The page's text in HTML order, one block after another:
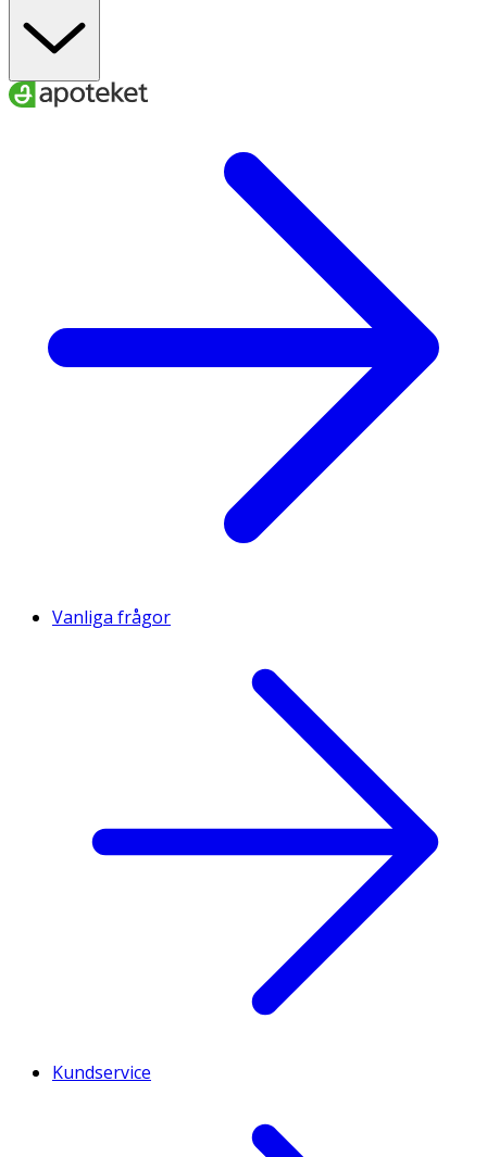
Vanliga frågor
Kundservice